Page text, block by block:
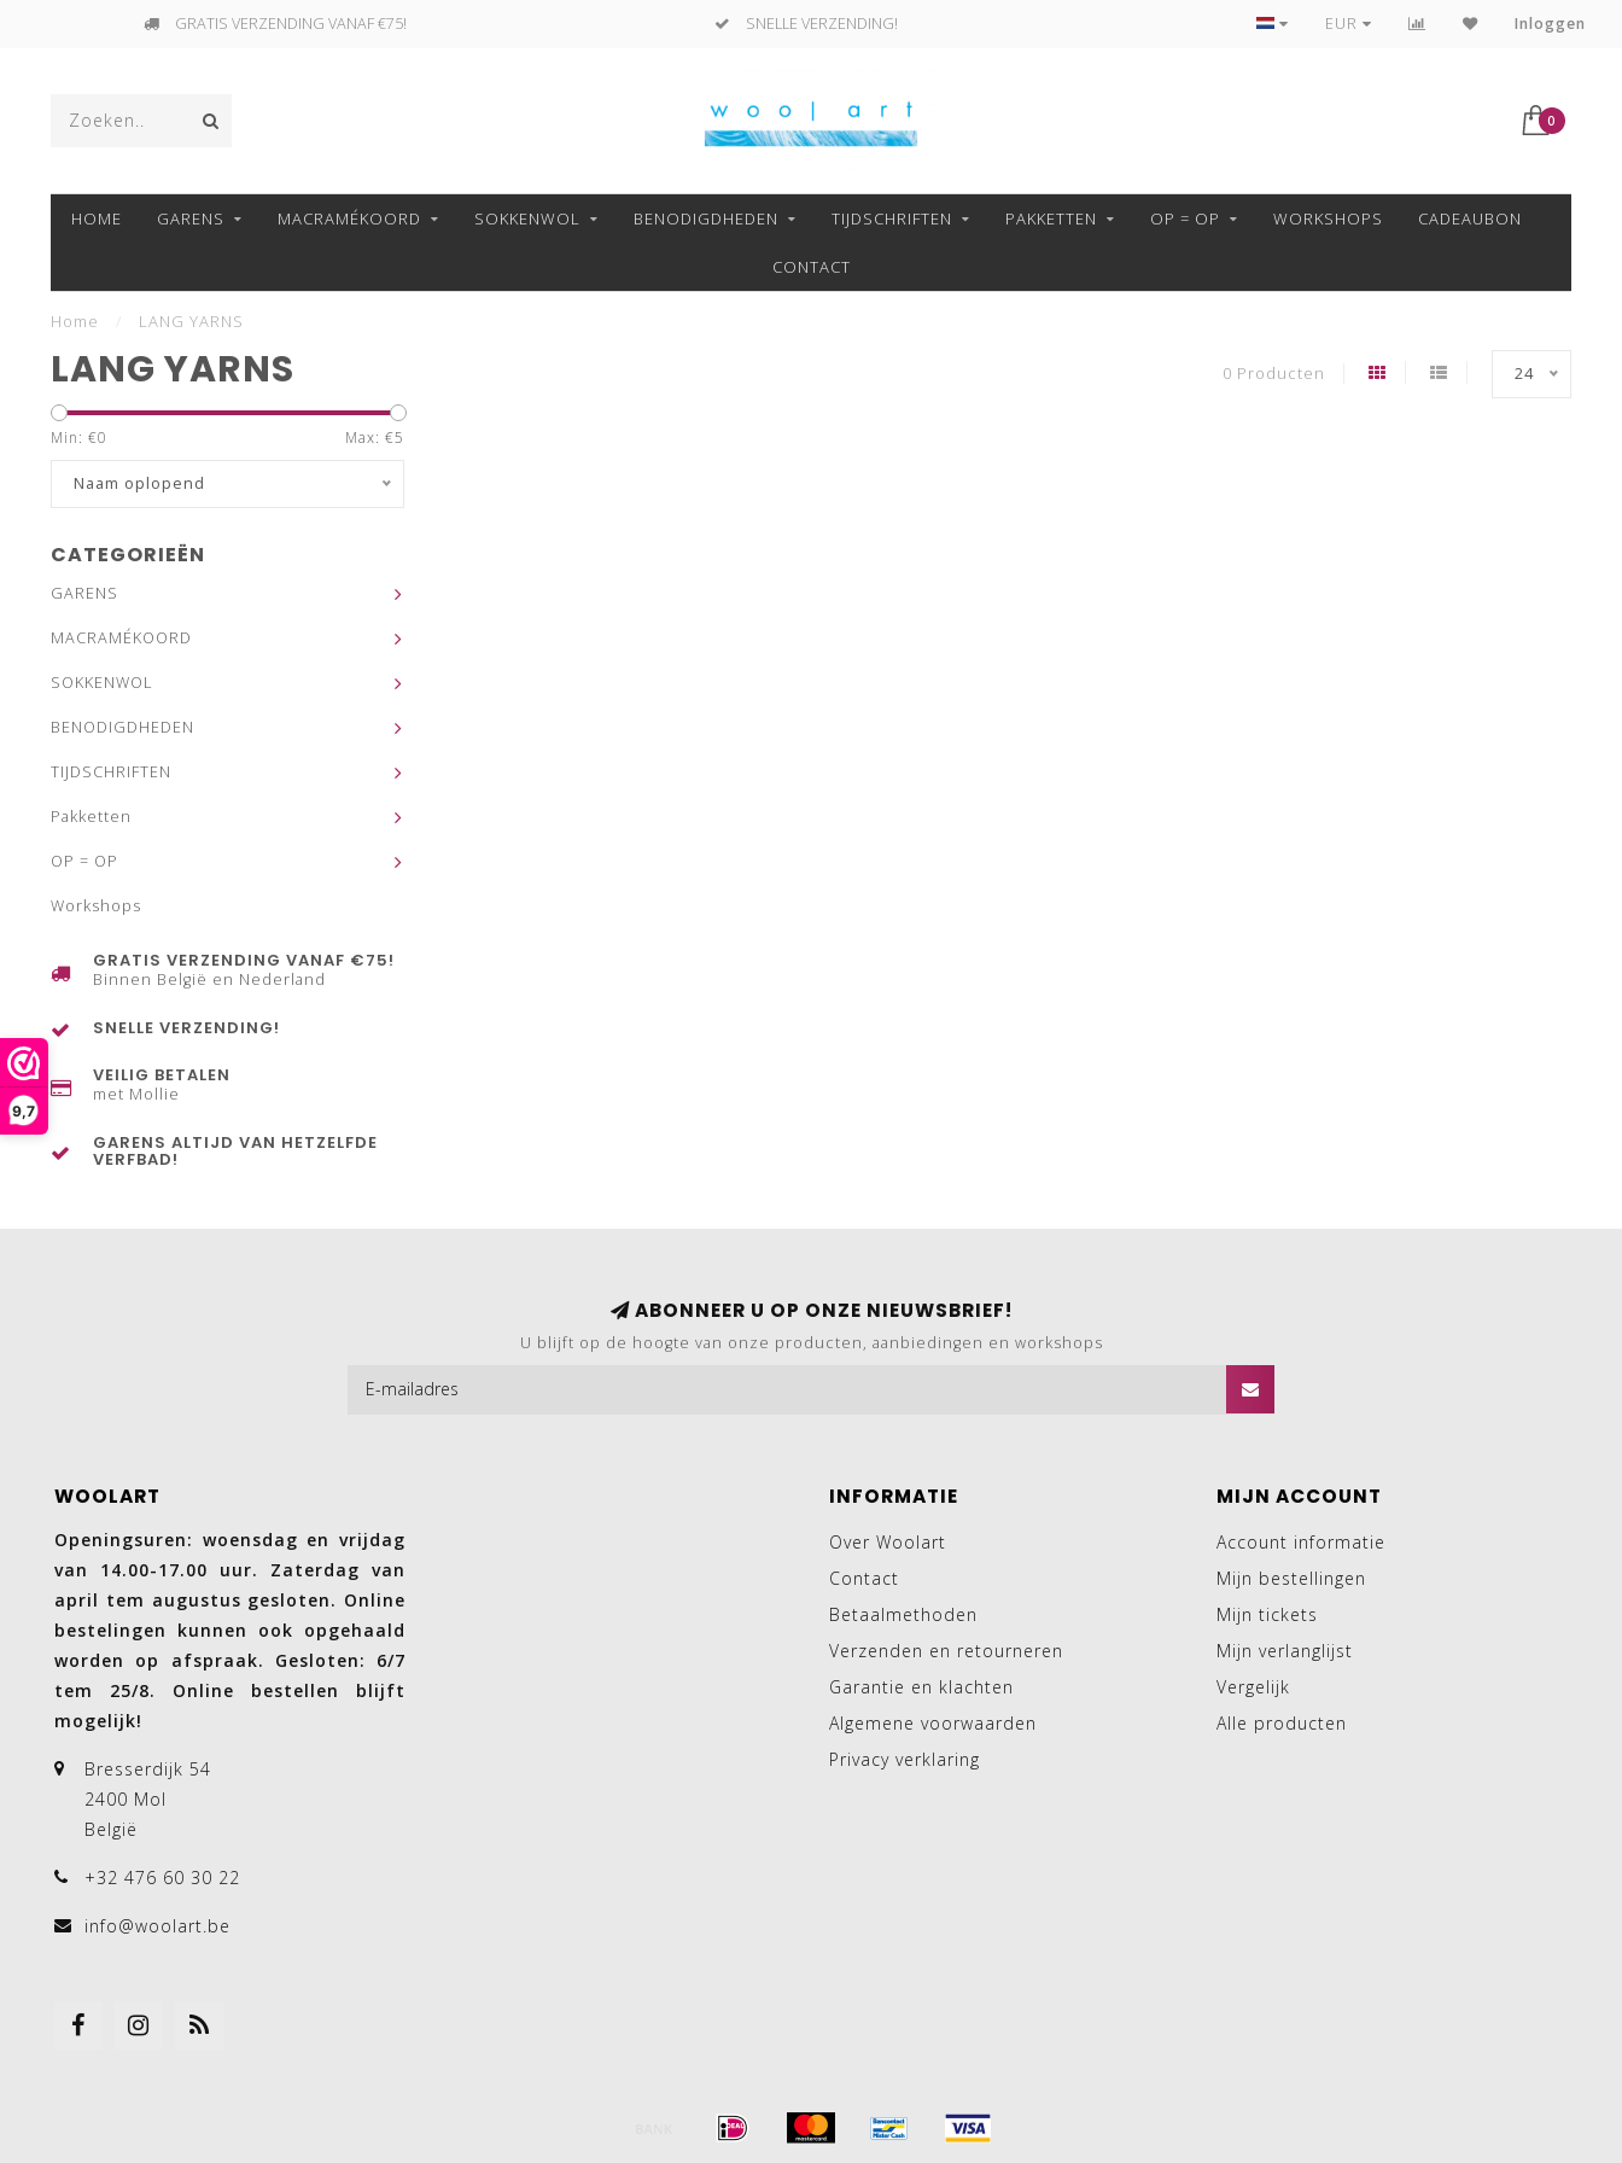
9,7
GRATIS VERZENDING VANAF €75! SNELLE VERZENDING! VEILIG BETALEN MET MOLLIE!
EUR Inloggen
0
HOME GARENS MACRAMÉKOORD SOKKENWOL BENODIGDHEDEN TIJDSCHRIFTEN PAKKETTEN OP = OP WORKSHOPS CADEAUBON
CONTACT
Home LANG YARNS
LANG YARNS 0 Producten 24
Min: €0 Max: €5
Naam oplopend
CATEGORIEËN
GARENS
MACRAMÉKOORD
SOKKENWOL
BENODIGDHEDEN
TIJDSCHRIFTEN
Pakketten
OP = OP
Workshops
GRATIS VERZENDING VANAF €75!
Binnen België en Nederland
SNELLE VERZENDING!
VEILIG BETALEN
met Mollie
GARENS ALTIJD VAN HETZELFDE
VERFBAD!
ABONNEER U OP ONZE NIEUWSBRIEF!
U blijft op de hoogte van onze producten, aanbiedingen en workshops
WOOLART
Openingsuren: woensdag en vrijdag
van 14.00-17.00 uur. Zaterdag van
april tem augustus gesloten. Online
bestelingen kunnen ook opgehaald
worden op afspraak. Gesloten: 6/7
tem 25/8. Online bestellen blijft
mogelijk!
Bresserdijk 54
2400 Mol
België
+32 476 60 30 22
info@woolart.be
INFORMATIE
Over Woolart
Contact
Betaalmethoden
Verzenden en retourneren
Garantie en klachten
Algemene voorwaarden
Privacy verklaring
MIJN ACCOUNT
Account informatie
Mijn bestellingen
Mijn tickets
Mijn verlanglijst
Vergelijk
Alle producten